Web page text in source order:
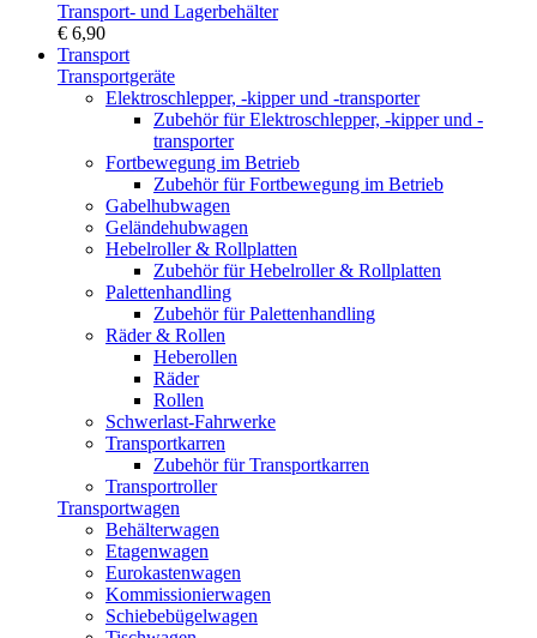
Transport- und Lagerbehälter
€ 6,90
Transport
Transportgeräte
Elektroschlepper, -kipper und -transporter
Zubehör für Elektroschlepper, -kipper und -
transporter
Fortbewegung im Betrieb
Zubehör für Fortbewegung im Betrieb
Gabelhubwagen
Geländehubwagen
Hebelroller & Rollplatten
Zubehör für Hebelroller & Rollplatten
Palettenhandling
Zubehör für Palettenhandling
Räder & Rollen
Heberollen
Räder
Rollen
Schwerlast-Fahrwerke
Transportkarren
Zubehör für Transportkarren
Transportroller
Transportwagen
Behälterwagen
Etagenwagen
Eurokastenwagen
Kommissionierwagen
Schiebebügelwagen